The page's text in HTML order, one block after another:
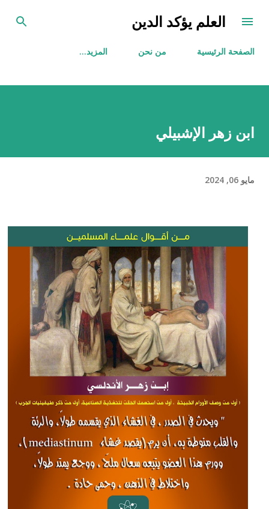
التخطي إلى المحتوى الرئيسي
العلم يؤكد الدين
الصفحة الرئيسية من نحن ‏المزيد…
ابن زهر الإشبيلي
مايو 06, 2024